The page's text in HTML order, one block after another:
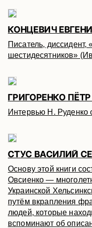
КОНЦЕВИЧ
Писатель, диссидент,
шестидесятников»
ГРИГОРЕНКО
Интервью Н. Руденко
СТУС ВАСИЛИЙ
Основу этой книги
Овсиенко —
Украинской
путём вкрапления
людей, которые
вспоминают об